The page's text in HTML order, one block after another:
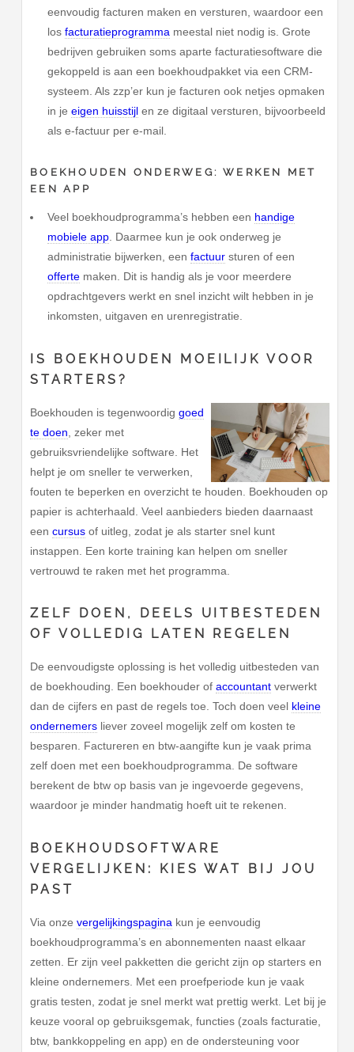
eenvoudig facturen maken en versturen, waardoor een
los facturatieprogramma meestal niet nodig is. Grote
bedrijven gebruiken soms aparte facturatiesoftware die
gekoppeld is aan een boekhoudpakket via een CRM-
systeem. Als zzp’er kun je facturen ook netjes opmaken
in je eigen huisstijlen ze digitaal versturen, bijvoorbeeld
als e-factuur per e-mail.
BOEKHOUDEN ONDERWEG: WERKEN MET
EEN APP
Veel boekhoudprogramma’s hebben een handige
mobiele app. Daarmee kun je ook onderweg je
administratie bijwerken, een factuursturen of een
offertemaken. Dit is handig als je voor meerdere
opdrachtgevers werkt en snel inzicht wilt hebben in je
inkomsten, uitgaven en urenregistratie.
IS BOEKHOUDEN MOEILIJK VOOR
STARTERS?
Boekhouden is tegenwoordiggoed
te doen , zeker met
gebruiksvriendelijke software. Het
helpt je om sneller te verwerken,
fouten te beperken en overzicht te houden. Boekhouden op
papier is achterhaald. Veel aanbieders bieden daarnaast
eencursus of uitleg, zodat je als starter snel kunt
instappen. Een korte training kan helpen om sneller
vertrouwd te raken met het programma.
ZELF DOEN, DEELS UITBESTEDEN
OF VOLLEDIG LATEN REGELEN
De eenvoudigste oplossing is het volledig uitbesteden van
de boekhouding. Een boekhouder ofaccountant verwerkt
dan de cijfers en past de regels toe. Toch doen veel kleine
ondernemers liever zoveel mogelijk zelf om kosten te
besparen. Factureren en btw-aangifte kun je vaak prima
zelf doen met een boekhoudprogramma. De software
berekent de btw op basis van je ingevoerde gegevens,
waardoor je minder handmatig hoeft uit te rekenen.
BOEKHOUDSOFTWARE
VERGELIJKEN: KIES WAT BIJ JOU
PAST
Via onzevergelijkingspagina kun je eenvoudig
boekhoudprogramma’s en abonnementen naast elkaar
zetten. Er zijn veel pakketten die gericht zijn op starters en
kleine ondernemers. Met een proefperiode kun je vaak
gratis testen, zodat je snel merkt wat prettig werkt. Let bij je
keuze vooral op gebruiksgemak, functies (zoals facturatie,
btw, bankkoppeling en app) en de ondersteuning voor